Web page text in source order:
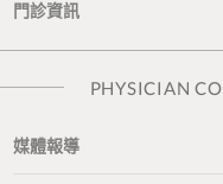
k
n
門診資訊
PHYSICIAN
媒體報導